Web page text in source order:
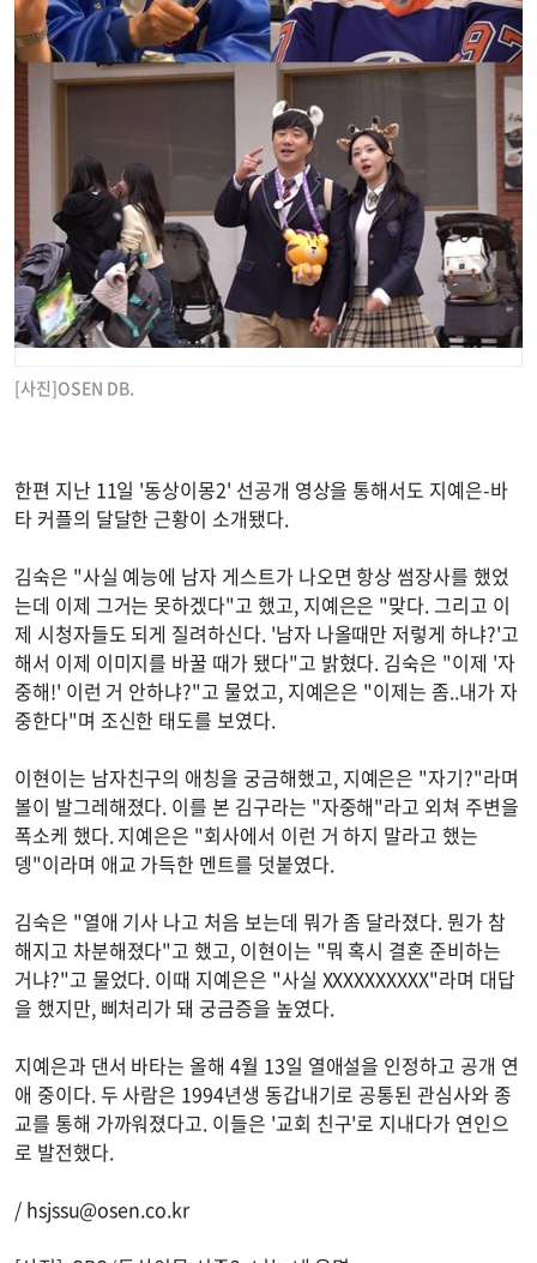
[사진]OSEN DB.
한편 지난 11일 '동상이몽2' 선공개 영상을 통해서도 지예은-바
타 커플의 달달한 근황이 소개됐다.
김숙은 "사실 예능에 남자 게스트가 나오면 항상 썸장사를 했었
는데 이제 그거는 못하겠다"고 했고, 지예은은 "맞다. 그리고 이
제 시청자들도 되게 질려하신다. '남자 나올때만 저렇게 하냐?'고
해서 이제 이미지를 바꿀 때가 됐다"고 밝혔다. 김숙은 "이제 '자
중해!' 이런 거 안하냐?"고 물었고, 지예은은 "이제는 좀..내가 자
중한다"며 조신한 태도를 보였다.
이현이는 남자친구의 애칭을 궁금해했고, 지예은은 "자기?"라며
볼이 발그레해졌다. 이를 본 김구라는 "자중해"라고 외쳐 주변을
폭소케 했다. 지예은은 "회사에서 이런 거 하지 말라고 했는
뎅"이라며 애교 가득한 멘트를 덧붙였다.
김숙은 "열애 기사 나고 처음 보는데 뭐가 좀 달라졌다. 뭔가 참
해지고 차분해졌다"고 했고, 이현이는 "뭐 혹시 결혼 준비하는
거냐?"고 물었다. 이때 지예은은 "사실 XXXXXXXXXX"라며 대답
을 했지만, 삐처리가 돼 궁금증을 높였다.
지예은과 댄서 바타는 올해 4월 13일 열애설을 인정하고 공개 연
애 중이다. 두 사람은 1994년생 동갑내기로 공통된 관심사와 종
교를 통해 가까워졌다고. 이들은 '교회 친구'로 지내다가 연인으
로 발전했다.
/ hsjssu@osen.co.kr